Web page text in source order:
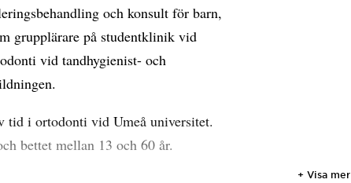
och konsult för barn,
grupplärare på studentklinik vid
vid tandhygienist- och
tid i ortodonti vid Umeå universitet.
bettet mellan 13 och 60 år.
+ Visa mer